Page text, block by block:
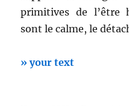
primitives de l’être
sont le calme, le
» your text